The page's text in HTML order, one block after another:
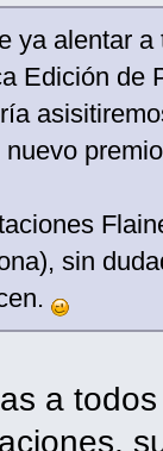
ya alentar
Edición de
nuevo
sin
a